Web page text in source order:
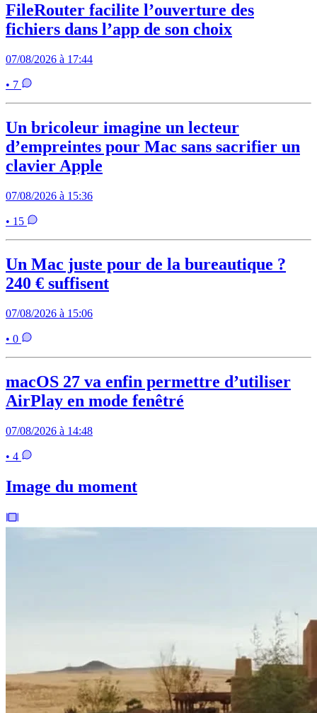
FileRouter facilite l’ouverture des
fichiers dans l’app de son choix
07/08/2026 à 17:44
• 7
Un bricoleur imagine un lecteur
d’empreintes pour Mac sans sacrifier un
clavier Apple
07/08/2026 à 15:36
• 15
Un Mac juste pour de la bureautique ?
240 € suffisent
07/08/2026 à 15:06
• 0
macOS 27 va enfin permettre d’utiliser
AirPlay en mode fenêtré
07/08/2026 à 14:48
• 4
Image du moment